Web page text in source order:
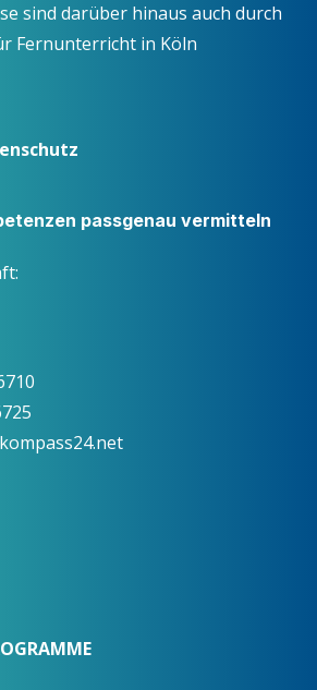
sind darüber hinaus auch durch
Fernunterricht in Köln
passgenau vermitteln